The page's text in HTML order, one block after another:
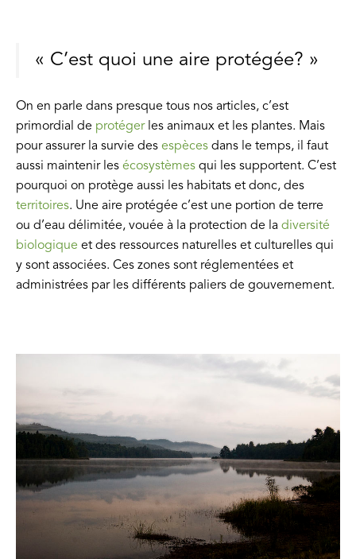
« C’est quoi une aire protégée? »
On en parle dans presque tous nos articles, c’est
primordial de protéger les animaux et les plantes. Mais
pour assurer la survie des espèces dans le temps, il faut
aussi maintenir les écosystèmes qui les supportent. C’est
pourquoi on protège aussi les habitats et donc, des
territoires. Une aire protégée c’est une portion de terre
ou d’eau délimitée, vouée à la protection de la diversité
biologique et des ressources naturelles et culturelles qui
y sont associées. Ces zones sont réglementées et
administrées par les différents paliers de gouvernement.